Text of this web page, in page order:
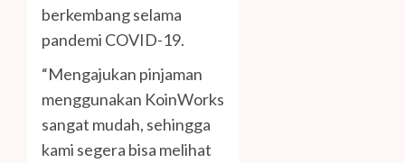
berkembang selama
pandemi COVID-19.
“Mengajukan pinjaman
menggunakan KoinWorks
sangat mudah, sehingga
kami segera bisa melihat